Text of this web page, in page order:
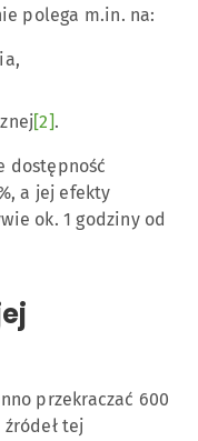
polega m.in. na:
[2].
dostępność
a jej efekty
ok. 1 godziny od
przekraczać 600
tej